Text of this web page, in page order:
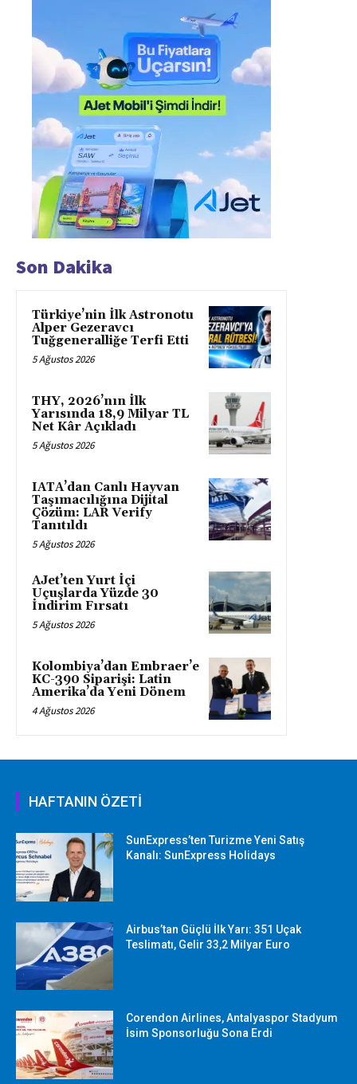
Son Dakika
Türkiye’nin İlk Astronotu
Alper Gezeravcı
Tuğgeneralliğe Terfi Etti
5 Ağustos 2026
THY, 2026’nın İlk
Yarısında 18,9 Milyar TL
Net Kâr Açıkladı
5 Ağustos 2026
IATA’dan Canlı Hayvan
Taşımacılığına Dijital
Çözüm: LAR Verify
Tanıtıldı
5 Ağustos 2026
AJet’ten Yurt İçi
Uçuşlarda Yüzde 30
İndirim Fırsatı
5 Ağustos 2026
Kolombiya’dan Embraer’e
KC-390 Siparişi: Latin
Amerika’da Yeni Dönem
4 Ağustos 2026
HAFTANIN ÖZETİ
SunExpress’ten Turizme Yeni Satış
Kanalı: SunExpress Holidays
Airbus’tan Güçlü İlk Yarı: 351 Uçak
Teslimatı, Gelir 33,2 Milyar Euro
Corendon Airlines, Antalyaspor Stadyum
İsim Sponsorluğu Sona Erdi